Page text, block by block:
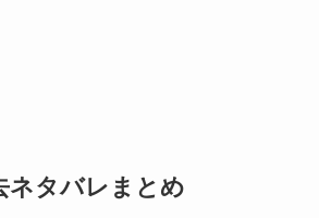
ネタバレまとめ